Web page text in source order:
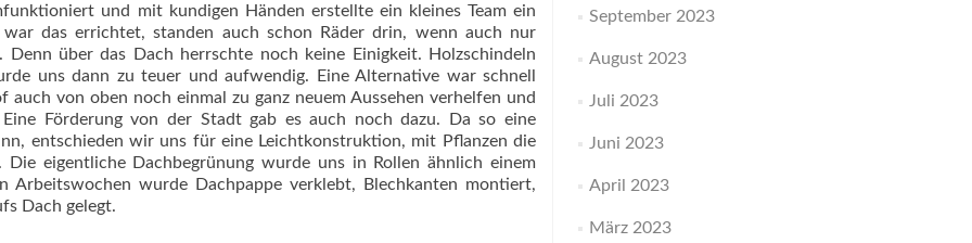
und mit kundigen Händen erstellte ein kleines Team ein
das errichtet, standen auch schon Räder drin, wenn auch nur
Denn über das Dach herrschte noch keine Einigkeit. Holzschindeln
uns dann zu teuer und aufwendig. Eine Alternative war schnell
von oben noch einmal zu ganz neuem Aussehen verhelfen und
Förderung von der Stadt gab es auch noch dazu. Da so eine
entschieden wir uns für eine Leichtkonstruktion, mit Pflanzen die
eigentliche Dachbegrünung wurde uns in Rollen ähnlich einem
Arbeitswochen wurde Dachpappe verklebt, Blechkanten montiert,
Dach gelegt.
September 2023
August 2023
Juli 2023
Juni 2023
April 2023
März 2023